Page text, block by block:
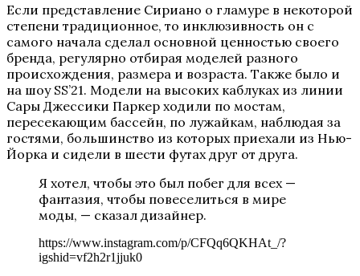
Если представление Сириано о гламуре в некоторой
степени традиционное, то инклюзивность он с
самого начала сделал основной ценностью своего
бренда, регулярно отбирая моделей разного
происхождения, размера и возраста. Также было и
на шоу SS’21. Модели на высоких каблуках из линии
Сары Джессики Паркер ходили по мостам,
пересекающим бассейн, по лужайкам, наблюдая за
гостями, большинство из которых приехали из Нью-
Йорка и сидели в шести футах друг от друга.
Я хотел, чтобы это был побег для всех —
фантазия, чтобы повеселиться в мире
моды, — сказал дизайнер.
https://www.instagram.com/p/CFQq6QKHAt_/?
igshid=vf2h2r1jjuk0